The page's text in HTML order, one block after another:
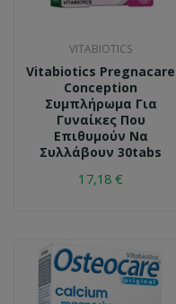
VITABIOTICS
Vitabiotics Pregnacare
Conception
Συμπλήρωμα Για
Γυναίκες Που
Επιθυμούν Να
Συλλάβουν 30tabs
17,18 €